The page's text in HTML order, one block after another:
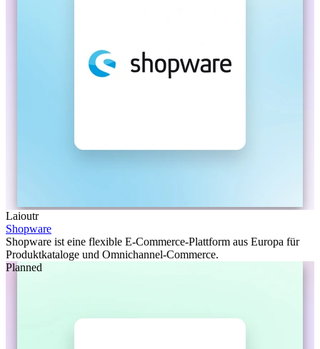
Laioutr
Shopware
Shopware ist eine flexible E-Commerce-Plattform aus Europa für
Produktkataloge und Omnichannel-Commerce.
Planned